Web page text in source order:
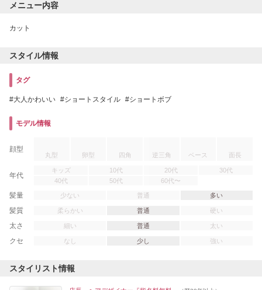
メニュー内容
カット
スタイル情報
タグ
大人かわいい ショートスタイル ショートボブ
モデル情報
顔型
丸型 卵型 四角 逆三角 ベース 面長
年代
キッズ 10代 20代
30代
40代
50代 60代〜
髪量 少ない 普通 多い
髪質 柔らかい 普通 硬い
太さ 細い 普通 太い
クセ なし 少し 強い
スタイリスト情報